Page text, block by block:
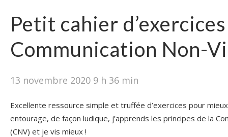
Petit cahier
Communication Non-
13 novembre 2020 9 h 36 min
Excellente ressource simple et truffée d’exercices pour
entourage, de façon ludique, j’apprends les principes de la
(CNV) et je vis mieux !